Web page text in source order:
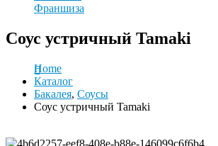
Франшиза
Соус устричный Tamaki
Home
Каталог
Бакалея, Соусы
Соус устричный Tamaki